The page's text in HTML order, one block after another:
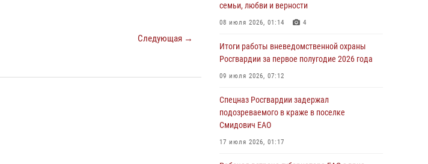
Следующая →
01 августа 2026, 10:21
воинов, погибших в Первой мировой войне
1914-1918 годов
01 августа 2026, 10:19
Внесены изменения в правила проведения
контрольного отстрела гражданского оружия
31 июля 2026, 01:48
семьи, любви и верности
08 июля 2026, 01:14 4
Итоги работы вневедомственной охраны
Росгвардии за первое полугодие 2026 года
09 июля 2026, 07:12
Спецназ Росгвардии задержал
подозреваемого в краже в поселке
Смидович ЕАО
17 июля 2026, 01:17